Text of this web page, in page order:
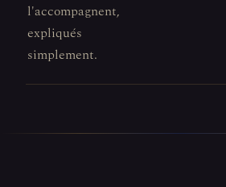
l'accompagnent,
expliqués
simplement.